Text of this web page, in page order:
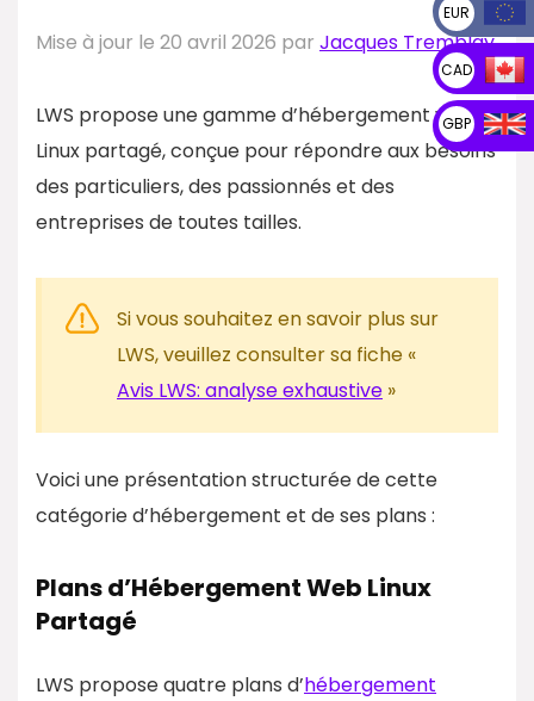
Mise à jour le 20 avril 2026 par Jacques Tremblay
LWS propose une gamme d’hébergement web
Linux partagé, conçue pour répondre aux besoins
des particuliers, des passionnés et des
entreprises de toutes tailles.
Si vous souhaitez en savoir plus sur
LWS, veuillez consulter sa fiche «
Avis LWS: analyse exhaustive »
Voici une présentation structurée de cette
catégorie d’hébergement et de ses plans :
Plans d’Hébergement Web Linux
Partagé
LWS propose quatre plans d’hébergement
EUR
CAD
GBP